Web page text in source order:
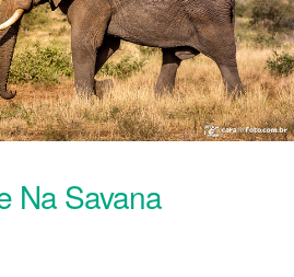
Na Savana